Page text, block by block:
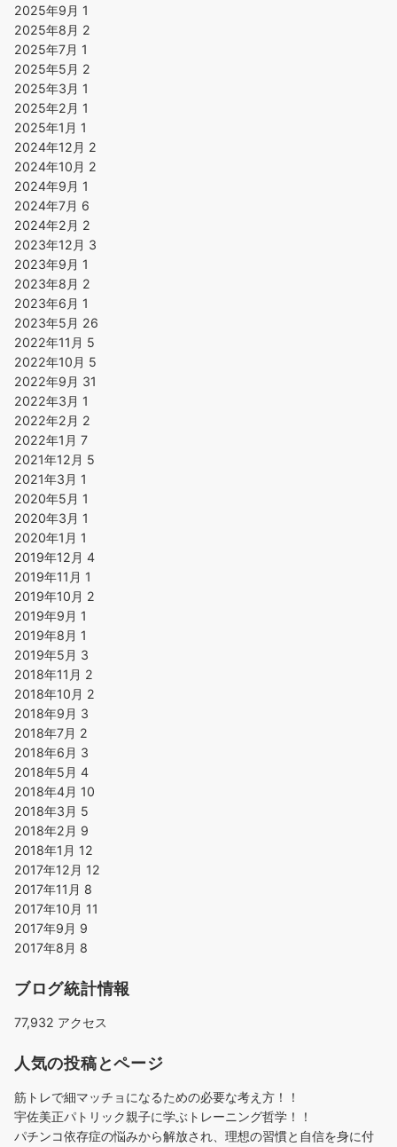
2025年9月 1
2025年8月 2
2025年7月 1
2025年5月 2
2025年3月 1
2025年2月 1
2025年1月 1
2024年12月 2
2024年10月 2
2024年9月 1
2024年7月 6
2024年2月 2
2023年12月 3
2023年9月 1
2023年8月 2
2023年6月 1
2023年5月 26
2022年11月 5
2022年10月 5
2022年9月 31
2022年3月 1
2022年2月 2
2022年1月 7
2021年12月 5
2021年3月 1
2020年5月 1
2020年3月 1
2020年1月 1
2019年12月 4
2019年11月 1
2019年10月 2
2019年9月 1
2019年8月 1
2019年5月 3
2018年11月 2
2018年10月 2
2018年9月 3
2018年7月 2
2018年6月 3
2018年5月 4
2018年4月 10
2018年3月 5
2018年2月 9
2018年1月 12
2017年12月 12
2017年11月 8
2017年10月 11
2017年9月 9
2017年8月 8
ブログ統計情報
77,932 アクセス
人気の投稿とページ
筋トレで細マッチョになるための必要な考え方！！
宇佐美正パトリック親子に学ぶトレーニング哲学！！
パチンコ依存症の悩みから解放され、理想の習慣と自信を身に付